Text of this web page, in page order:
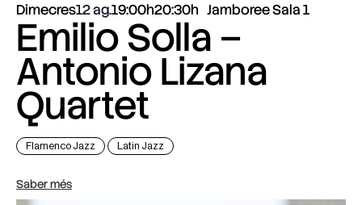
Dimecres12 ag.19:00h20:30h Jamboree Sala 1
Emilio Solla –
Antonio Lizana
Quartet
Flamenco Jazz Latin Jazz
Saber més